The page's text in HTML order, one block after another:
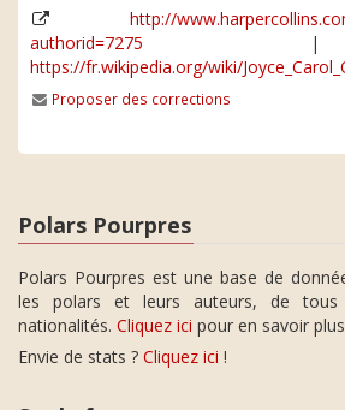
http://
authorid=7275
https://fr.wikipedia.org/wiki/
Proposer des corrections
Polars Pourpres
Polars Pourpres est une base de
les polars et leurs auteurs, de
nationalités. Cliquez ici pour en savoir
Envie de stats ? Cliquez ici !